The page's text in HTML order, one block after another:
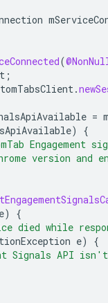
(
;
.
=
)
{
version and
e)
{
died while
e)
{
Signals API